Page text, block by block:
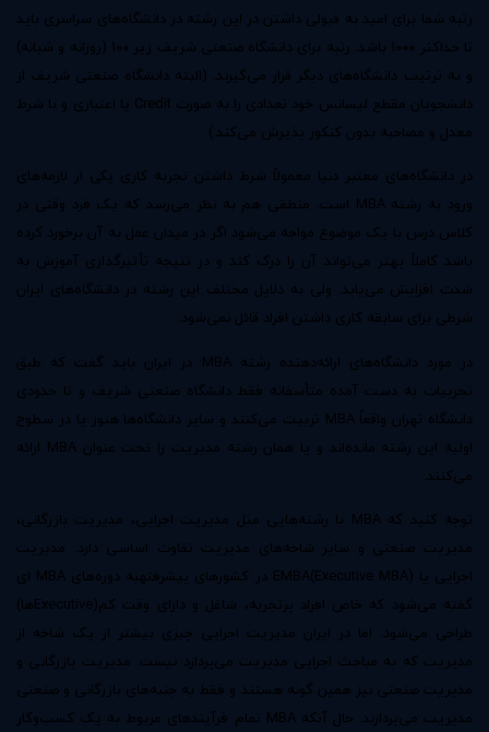
رتبه شما برای امید به قبولی داشتن در این رشته در دانشگاه‌های سراسری باید
تا حداکثر ۱۰۰۰ باشد. رتبه برای دانشگاه صنعتی شریف زیر ۱۰۰ (روزانه و شبانه)
و به ترتیب دانشگاه‌های دیگر قرار می‌گیرند. (البته دانشگاه صنعتی شریف از
دانشجویان مقطع لیسانس خود تعدادی را به صورت Credit یا اعتباری و با شرط
معدل و مصاحبه بدون کنکور پذیرش می‌کند.)
در دانشگاه‌های معتبر دنیا معمولاً شرط داشتن تجربه کاری یکی از لازمه‌های
ورود به رشته MBA است. منطقی هم به نظر می‌رسد که یک فرد وقتی در
کلاس درس با یک موضوع مواجه می‌شود اگر در میدان عمل به آن برخورد کرده
باشد کاملاً بهتر می‌تواند آن را درک کند و در نتیجه تأثیرگذاری آموزش به
شدت افزایش می‌یابد. ولی به دلایل مختلف این رشته در دانشگاه‌های ایران
شرطی برای سابقه کاری داشتن افراد قائل نمی‌شود.
در مورد دانشگاه‌های ارائه‌دهنده رشته MBA در ایران باید گفت که طبق
تجربیات به دست آمده متأسفانه فقط دانشگاه صنعتی شریف و تا حدودی
دانشگاه تهران واقعاً MBA تربیت می‌کنند و سایر دانشگاه‌ها هنوز یا در سطوح
اولیه این رشته مانده‌اند و یا همان رشته مدیریت را تحت عنوان MBA ارائه
می‌کنند.
توجه کنید که MBA با رشته‌هایی مثل مدیریت اجرایی، مدیریت بازرگانی،
مدیریت صنعتی و سایر شاخه‌های مدیریت تفاوت اساسی دارد. مدیریت
اجرایی یا EMBA(Executive MBA) در کشورهای پیشرفتهبه دوره‌های MBA ای
گفته می‌شود که خاص افراد پرتجربه، شاغل و دارای وقت کم(Executiveها)
طراحی می‌شود. اما در ایران مدیریت اجرایی چیزی بیشتر از یک شاخه از
مدیریت که به مباحث اجرایی مدیریت می‌پردازد نیست. مدیریت بازرگانی و
مدیریت صنعتی نیز همین گونه هستند و فقط به جنبه‌های بازرگانی و صنعتی
مدیریت می‌پردازند. حال آنکه MBA تمام فرآیندهای مربوط به یک کسب‌وکار